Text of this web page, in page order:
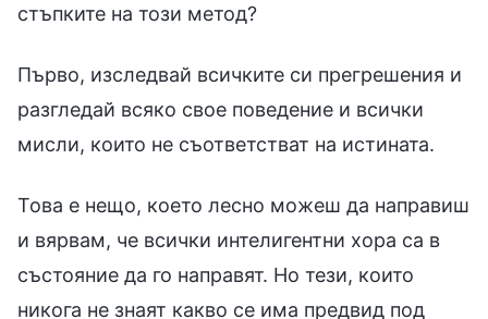
стъпките на този метод?
Първо, изследвай всичките си прегрешения и
разгледай всяко свое поведение и всички
мисли, които не съответстват на истината.
Това е нещо, което лесно можеш да направиш
и вярвам, че всички интелигентни хора са в
състояние да го направят. Но тези, които
никога не знаят какво се има предвид под